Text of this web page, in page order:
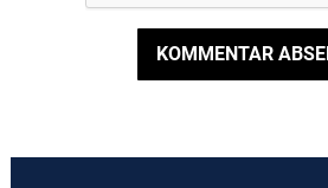
KOMMENTAR